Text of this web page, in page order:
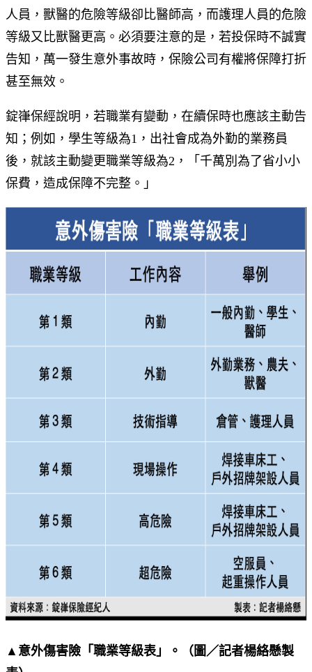
人員，獸醫的危險等級卻比醫師高，而護理人員的危險
等級又比獸醫更高。必須要注意的是，若投保時不誠實
告知，萬一發生意外事故時，保險公司有權將保障打折
甚至無效。
錠嵂保經說明，若職業有變動，在續保時也應該主動告
知；例如，學生等級為1，出社會成為外勤的業務員
後，就該主動變更職業等級為2，「千萬別為了省小小
保費，造成保障不完整。」
▲意外傷害險「職業等級表」。（圖／記者楊絡懸製